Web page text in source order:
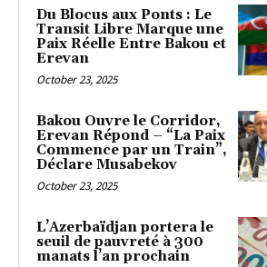
Du Blocus aux Ponts : Le
Transit Libre Marque une
Paix Réelle Entre Bakou et
Erevan
October 23, 2025
Bakou Ouvre le Corridor,
Erevan Répond – “La Paix
Commence par un Train”,
Déclare Musabekov
October 23, 2025
L’Azerbaïdjan portera le
seuil de pauvreté à 300
manats l’an prochain